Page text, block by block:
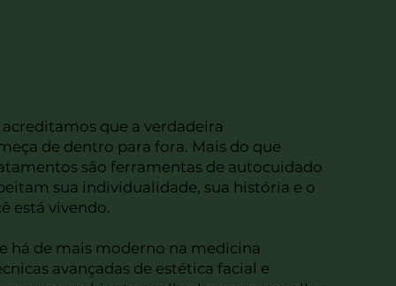
acreditamos que a verdadeira
de dentro para fora. Mais do que
são ferramentas de autocuidado
sua individualidade, sua história e o
está vivendo.
há de mais moderno na medicina
avançadas de estética facial e